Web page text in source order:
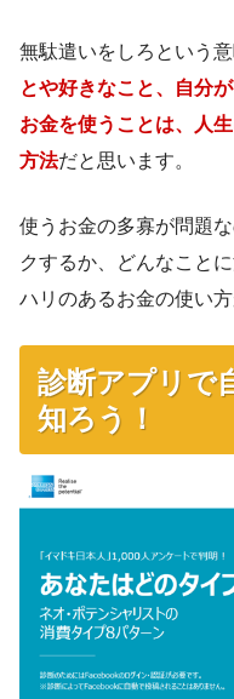
無駄遣いをしろという意
とや好きなこと、自分
お金を使うことは、人
方法だと思います。
使うお金の多寡が問題
クするか、どんなこと
ハリのあるお金の使い
診断アプリで
知ろう！